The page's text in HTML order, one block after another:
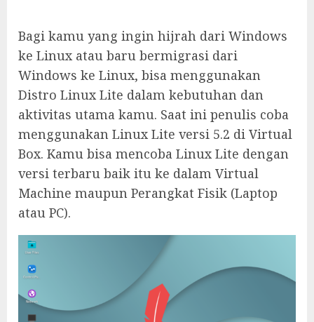
Bagi kamu yang ingin hijrah dari Windows
ke Linux atau baru bermigrasi dari
Windows ke Linux, bisa menggunakan
Distro Linux Lite dalam kebutuhan dan
aktivitas utama kamu. Saat ini penulis coba
menggunakan Linux Lite versi 5.2 di Virtual
Box. Kamu bisa mencoba Linux Lite dengan
versi terbaru baik itu ke dalam Virtual
Machine maupun Perangkat Fisik (Laptop
atau PC).